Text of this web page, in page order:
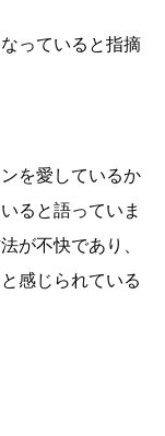
っていると指摘
を愛しているか
ると語っていま
が不快であり、
感じられている